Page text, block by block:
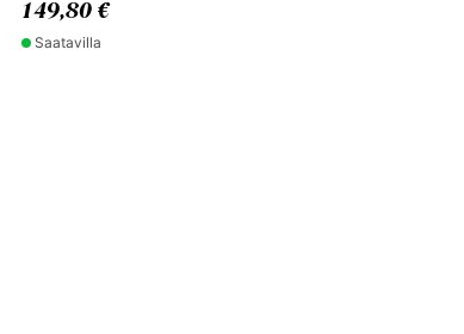
149,80 €
Saatavilla